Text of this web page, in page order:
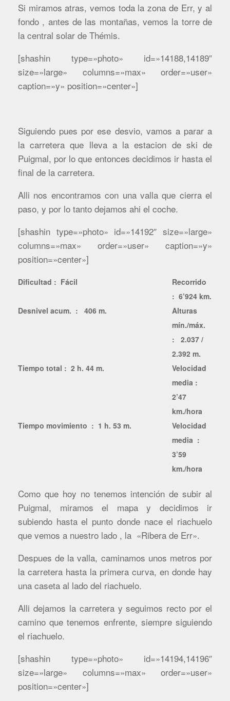
Si miramos atras, vemos toda la zona de Err, y al
fondo , antes de las montañas, vemos la torre de
la central solar de Thémis.
[shashin type=»photo» id=»14188,14189″
size=»large» columns=»max» order=»user»
caption=»y» position=»center»]
Siguiendo pues por ese desvio, vamos a parar a
la carretera que lleva a la estacion de ski de
Puigmal, por lo que entonces decidimos ir hasta el
final de la carretera.
Alli nos encontramos con una valla que cierra el
paso, y por lo tanto dejamos ahi el coche.
[shashin type=»photo» id=»14192″ size=»large»
columns=»max» order=»user» caption=»y»
position=»center»]
Dificultad : Fácil
Recorrido
: 6’924 km.
Desnivel acum. : 406 m.
Alturas
mín./máx.
: 2.037 /
2.392 m.
Tiempo total : 2 h. 44 m.
Velocidad
media :
2’47
km./hora
Tiempo movimiento : 1 h. 53 m.
Velocidad
media :
3’59
km./hora
Como que hoy no tenemos intención de subir al
Puigmal, miramos el mapa y decidimos ir
subiendo hasta el punto donde nace el riachuelo
que vemos a nuestro lado , la «Ribera de Err».
Despues de la valla, caminamos unos metros por
la carretera hasta la primera curva, en donde hay
una caseta al lado del riachuelo.
Alli dejamos la carretera y seguimos recto por el
camino que tenemos enfrente, siempre siguiendo
el riachuelo.
[shashin type=»photo» id=»14194,14196″
size=»large» columns=»max» order=»user»
position=»center»]